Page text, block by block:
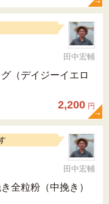
田中宏輔
（デイジーイエロ
2,200 円
田中宏輔
全粒粉（中挽き）